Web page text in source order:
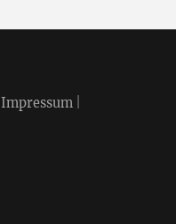
Impressum|